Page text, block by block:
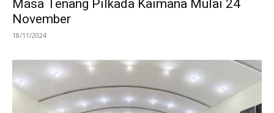
Masa Tenang Pilkada Kaimana Mulai 24
November
18/11/2024